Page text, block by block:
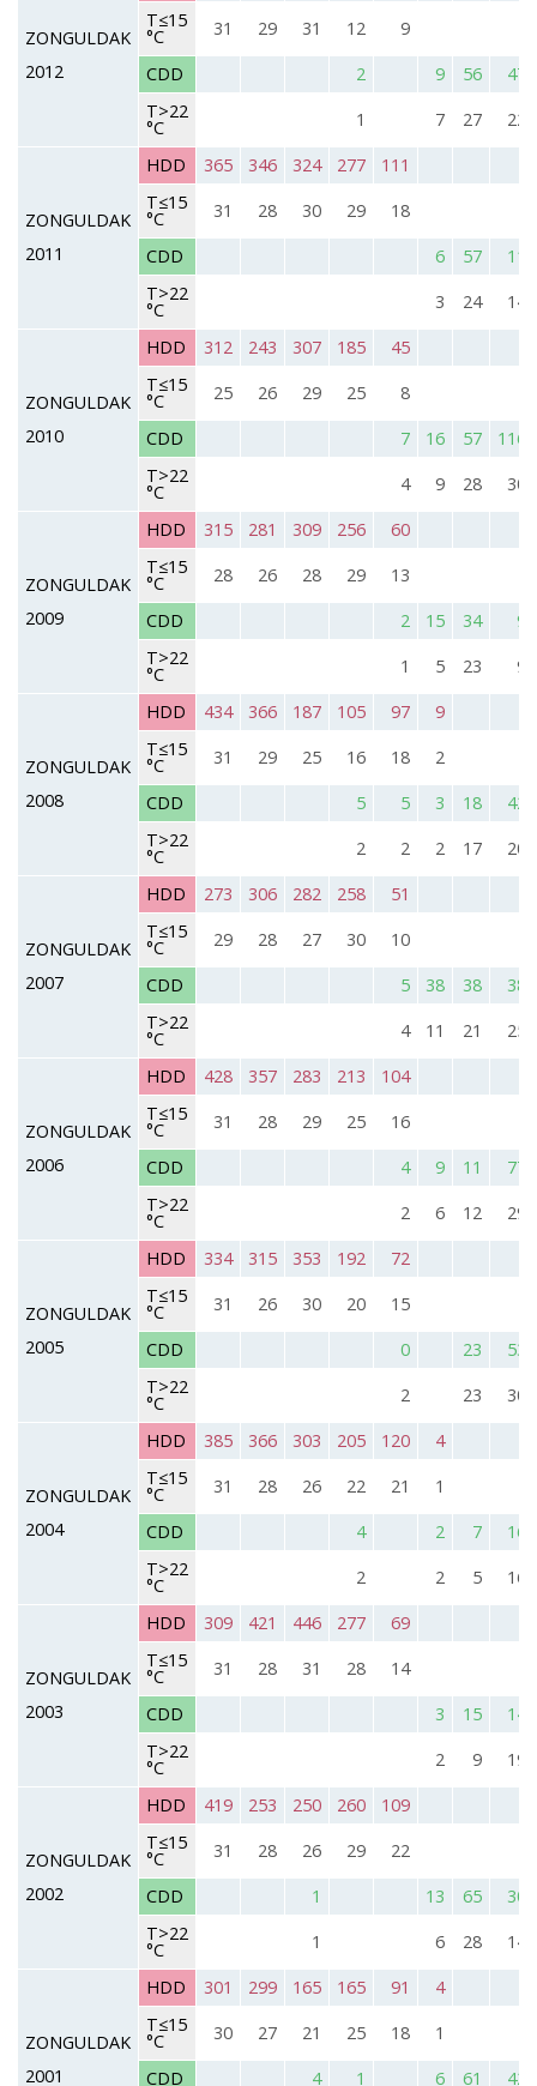
ZONGULDAK
2012
T≤15
°C 31 29 31 12
9
CDD
2 9 56
47
T>22
°C 1 7 27 22
ZONGULDAK
2011
HDD 365 346 324 277
111
T≤15
°C 31 28 30 29
18
CDD
6 57
11
T>22
°C 3 24 14
ZONGULDAK
2010
HDD 312 243 307 185
45
T≤15
°C 25 26 29 25
8
CDD
7 16 57
116
T>22
°C 4 9 28 30
ZONGULDAK
2009
HDD 315 281 309 256
60
T≤15
°C 28 26 28 29
13
CDD
2 15 34
9
T>22
°C 1 5 23 9
ZONGULDAK
2008
HDD 434 366 187 105 97
9
T≤15
°C 31 29 25 16 18
2
CDD
5 5 3 18
42
T>22
°C 2 2 2 17 20
ZONGULDAK
2007
HDD 273 306 282 258
51
T≤15
°C 29 28 27 30
10
CDD
5 38 38
38
T>22
°C 4 11 21 25
ZONGULDAK
2006
HDD 428 357 283 213
104
T≤15
°C 31 28 29 25
16
CDD
4 9 11
77
T>22
°C 2 6 12 29
ZONGULDAK
2005
HDD 334 315 353 192
72
T≤15
°C 31 26 30 20
15
CDD
0 23
53
T>22
°C 2 23 30
ZONGULDAK
2004
HDD 385 366 303 205 120
4
T≤15
°C 31 28 26 22 21
1
CDD
4 2 7
16
T>22
°C 2 2 5 16
ZONGULDAK
2003
HDD 309 421 446 277
69
T≤15
°C 31 28 31 28
14
CDD
3 15
14
T>22
°C 2 9 19
ZONGULDAK
2002
HDD 419 253 250 260
109
T≤15
°C 31 28 26 29
22
CDD
1 13 65
30
T>22
°C 1 6 28 14
ZONGULDAK
2001
HDD 301 299 165 165 91
4
T≤15
°C 30 27 21 25 18
1
CDD
4 1 6 61
42